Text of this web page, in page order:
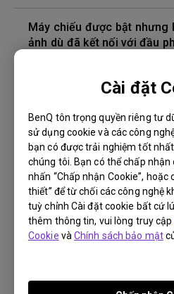
Cài đặt
BenQ tôn trọng quyền riêng tư
sử dụng cookie và các công
bạn có được trải nghiệm tốt
chúng tôi. Bạn có thể chấp
nhấn “Chấp nhận Cookie”, hoặc
thiết” để từ chối các công nghệ
tuỳ chỉnh Cài đặt cookie bất cứ
thêm thông tin, vui lòng truy cập
Cookie vàChính sách bảo mật
Máy chiếu được bật nhưng
ảnh dù đã kết nối với đầu
Phiên bản cáp HDMI nào
Độ sâu của màu trong
xác, làm cách nào để khắc
Làm cách nào để thay
đặt lại bộ hẹn giờ của bóng
Máy chiếu bị nóng ở chế độ